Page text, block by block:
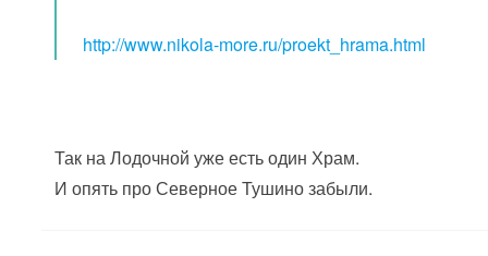
http://www.nikola-more.ru/proekt_hrama.html
Так на Лодочной уже есть один Храм.
И опять про Северное Тушино забыли.